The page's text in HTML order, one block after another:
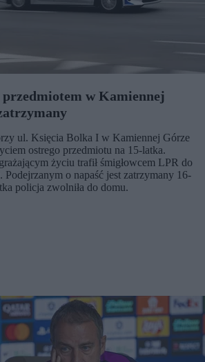
przedmiotem w Kamiennej
ul. Księcia Bolka I w Kamiennej Górze
ostrego przedmiotu na 15-latka.
życiu trafił śmigłowcem LPR do
Podejrzanym o napaść jest zatrzymany 16-
policja zwolniła do domu.